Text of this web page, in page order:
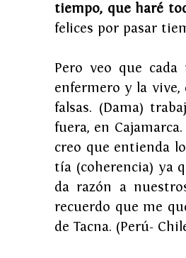
tiempo, que haré
felices por pasar
Pero veo que
enfermero y la vive,
falsas. (Dama)
fuera, en
creo que entienda
tía (coherencia) ya
da razón a
recuerdo que me
de Tacna. (Perú-